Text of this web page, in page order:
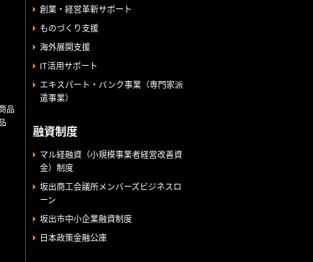
品
創業・経営革新サポート
ものづくり支援
海外展開支援
IT活用サポート
エキスパート・バンク事業（専門家派
遣事業）
融資制度
マル経融資（小規模事業者経営改善資
金）制度
坂出商工会議所メンバーズビジネスロ
ーン
坂出市中小企業融資制度
日本政策金融公庫